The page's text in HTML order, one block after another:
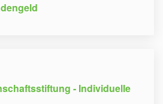
- Individuelle